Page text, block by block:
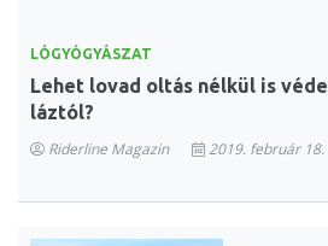
LÓGYÓGYÁSZAT
Lehet lovad oltás nélkül is
láztól?
Riderline Magazin 2019. február 18.